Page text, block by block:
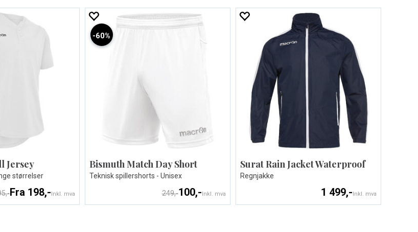
Jersey
størrelser
Fra 198,-Inkl. mva
60%
Bismuth Match Day Short
Teknisk spillershorts - Unisex
100,-Inkl. mva
249,-
Surat Rain Jacket Waterproof
Regnjakke
1 499,-Inkl. mva